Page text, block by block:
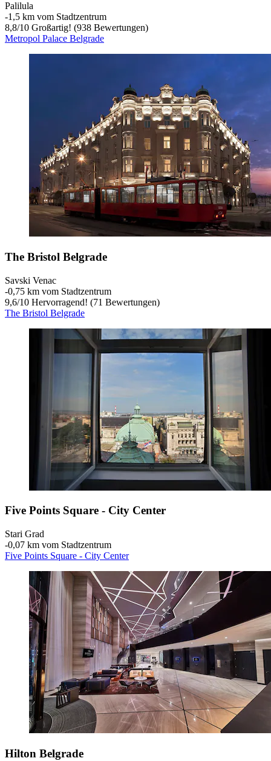
Palilula
‐1,5 km vom Stadtzentrum
8,8/10 Großartig! (938 Bewertungen)
Metropol Palace Belgrade
The Bristol Belgrade
Savski Venac
‐0,75 km vom Stadtzentrum
9,6/10 Hervorragend! (71 Bewertungen)
The Bristol Belgrade
Five Points Square - City Center
Stari Grad
‐0,07 km vom Stadtzentrum
Five Points Square - City Center
Hilton Belgrade